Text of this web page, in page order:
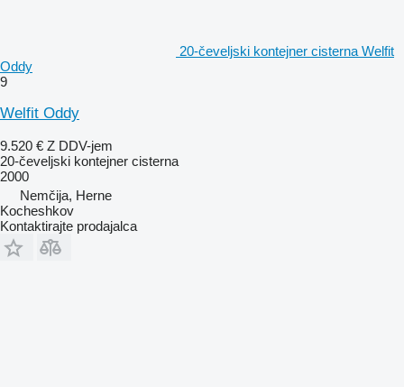
20-čeveljski kontejner cisterna Welfit
Oddy
9
Welfit Oddy
9.520 € Z DDV-jem
20-čeveljski kontejner cisterna
2000
Nemčija, Herne
Kocheshkov
Kontaktirajte prodajalca